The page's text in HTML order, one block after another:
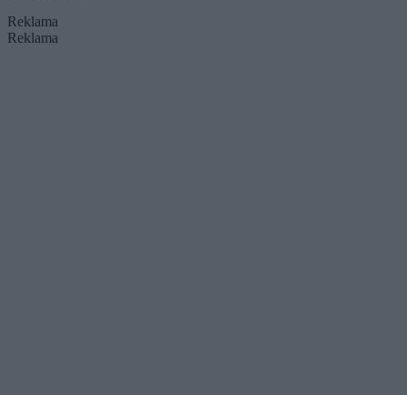
Reklama
Reklama